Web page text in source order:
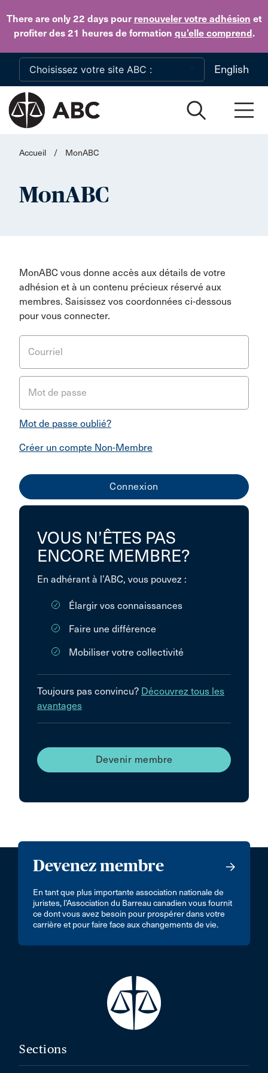
There are only 22 dayspour renouveler votre adhésion et
profiter des 21 heures de formation qu’elle comprend.
Skip to main content
English
Accueil / MonABC
MonABC
MonABC vous donne accès aux détails de votre
adhésion et à un contenu précieux réservé aux
membres. Saisissez vos coordonnées ci-dessous
pour vous connecter.
Courriel
Mot de passe
Mot de passe oublié?
Créer un compte Non-Membre
VOUS N’ÊTES PAS
ENCORE MEMBRE?
En adhérant à l’ABC, vous pouvez :
Élargir vos connaissances
Faire une différence
Mobiliser votre collectivité
Toujours pas convincu? Découvrez tous les
avantages
Devenir membre
Devenez membre
En tant que plus importante association nationale de
juristes, l’Association du Barreau canadien vous fournit
ce dont vous avez besoin pour prospérer dans votre
carrière et pour faire face aux changements de vie.
Sections